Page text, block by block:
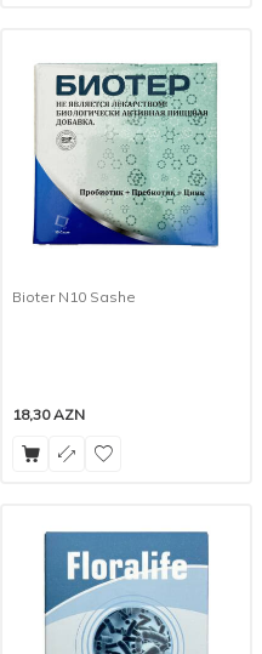
Bioter N10 Sashe
18,30AZN